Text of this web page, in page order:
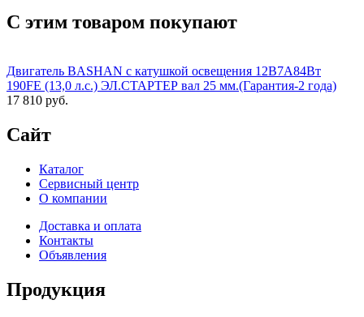
С этим товаром покупают
Двигатель BASHAN с катушкой освещения 12В7А84Вт
190FE (13,0 л.с.) ЭЛ.СТАРТЕР вал 25 мм.(Гарантия-2 года)
17 810 руб.
Сайт
Каталог
Сервисный центр
О компании
Доставка и оплата
Контакты
Объявления
Продукция